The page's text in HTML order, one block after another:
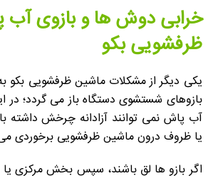
خرابی دوش ها و بازوی
ظرفشویی بکو
یکی دیگر از مشکلات ماشین ظرفشویی بکو
بازوهای شستشوی دستگاه باز می گردد؛ در
آب پاش نمی توانند آزادانه چرخش داشته
یا ظروف درون ماشین ظرفشویی برخوردی
اگر بازو ها لق باشند، سپس بخش مرکزی